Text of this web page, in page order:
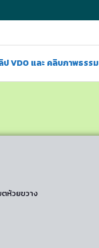
ป VDO และ คลิบภาพธรรม
ตห้วยขวาง